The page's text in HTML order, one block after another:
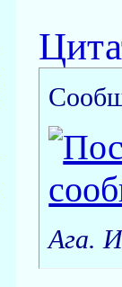
Ага.